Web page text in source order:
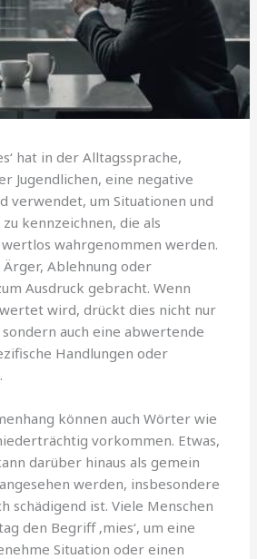
hat in der Alltagssprache,
Jugendlichen, eine negative
verwendet, um Situationen und
kennzeichnen, die als
wahrgenommen werden.
Ablehnung oder
Ausdruck gebracht. Wenn
wird, drückt dies nicht nur
sondern auch eine abwertende
Handlungen oder
können auch Wörter wie
vorkommen. Etwas,
darüber hinaus als gemein
werden, insbesondere
schädigend ist. Viele Menschen
den Begriff ‚mies‘, um eine
Situation oder einen